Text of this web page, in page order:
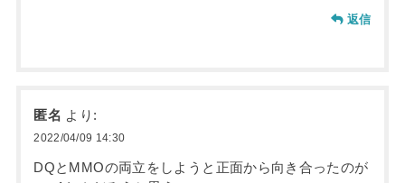
返信
匿名 より:
2022/04/09 14:30
DQとMMOの両立をしようと正面から向き合ったのが